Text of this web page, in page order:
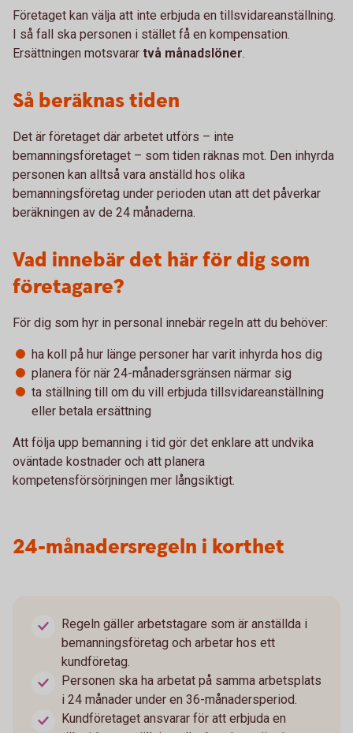
Företaget kan välja att inte erbjuda en tillsvidareanställning.
I så fall ska personen i stället få en kompensation.
Ersättningen motsvarar två månadslöner.
Så beräknas tiden
Det är företaget där arbetet utförs – inte
bemanningsföretaget – som tiden räknas mot. Den inhyrda
personen kan alltså vara anställd hos olika
bemanningsföretag under perioden utan att det påverkar
beräkningen av de 24 månaderna.
Vad innebär det här för dig som
företagare?
För dig som hyr in personal innebär regeln att du behöver:
ha koll på hur länge personer har varit inhyrda hos dig
planera för när 24-månadersgränsen närmar sig
ta ställning till om du vill erbjuda tillsvidareanställning
eller betala ersättning
Att följa upp bemanning i tid gör det enklare att undvika
oväntade kostnader och att planera
kompetensförsörjningen mer långsiktigt.
24-månadersregeln i korthet
Regeln gäller arbetstagare som är anställda i
bemanningsföretag och arbetar hos ett
kundföretag.
Personen ska ha arbetat på samma arbetsplats
i 24 månader under en 36-månadersperiod.
Kundföretaget ansvarar för att erbjuda en